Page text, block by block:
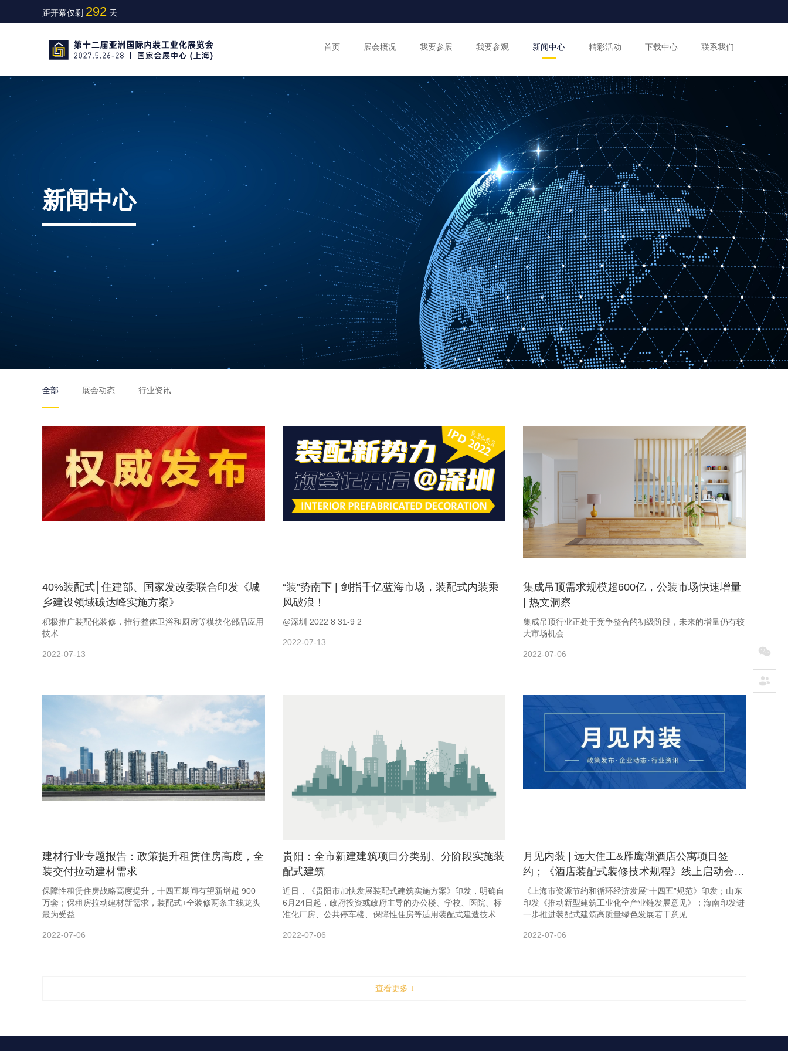
距开幕仅剩 292 天
首页 展会概况 我要参展 我要参观 新闻中心 精彩活动 下载中心 联系我们
新闻中心
全部 展会动态 行业资讯
40%装配式│住建部、国家发改委联合印发《城
乡建设领域碳达峰实施方案》
积极推广装配化装修，推行整体卫浴和厨房等模块化部品应用
技术
2022-07-13
“装”势南下 | 剑指千亿蓝海市场，装配式内装乘
风破浪！
@深圳 2022 8 31-9 2
2022-07-13
集成吊顶需求规模超600亿，公装市场快速增量
| 热文洞察
集成吊顶行业正处于竞争整合的初级阶段，未来的增量仍有较
大市场机会
2022-07-06
建材行业专题报告：政策提升租赁住房高度，全
装交付拉动建材需求
保障性租赁住房战略高度提升，十四五期间有望新增超 900
万套；保租房拉动建材新需求，装配式+全装修两条主线龙头
最为受益
2022-07-06
贵阳：全市新建建筑项目分类别、分阶段实施装
配式建筑
近日，《贵阳市加快发展装配式建筑实施方案》印发，明确自
6月24日起，政府投资或政府主导的办公楼、学校、医院、标
准化厂房、公共停车楼、保障性住房等适用装配式建造技术的
2022-07-06
月见内装 | 远大住工&雁鹰湖酒店公寓项目签
约；《酒店装配式装修技术规程》线上启动会召
开
《上海市资源节约和循环经济发展“十四五”规范》印发；山东
印发《推动新型建筑工业化全产业链发展意见》；海南印发进
一步推进装配式建筑高质量绿色发展若干意见
2022-07-06
查看更多 ↓